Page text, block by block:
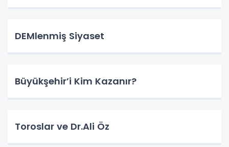
DEMlenmiş Siyaset
Büyükşehir’i Kim Kazanır?
Toroslar ve Dr.Ali Öz